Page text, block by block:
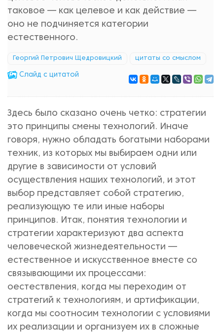
таковое — как целевое и как действие —
оно не подчиняется категории
естественного.
Георгий Петрович Щедровицкий цитаты со смыслом
Cлайд с цитатой
Здесь было сказано очень четко: стратегии
это принципы смены технологий. Иначе
говоря, нужно обладать богатыми наборами
техник, из которых мы выбираем одни или
другие в зависимости от условий
осуществления наших технологий, и этот
выбор представляет собой стратегию,
реализующую те или иные наборы
принципов. Итак, понятия технологии и
стратегии характеризуют два аспекта
человеческой жизнедеятельности —
естественное и искусственное вместе со
связывающими их процессами:
оестествления, когда мы переходим от
стратегий к технологиям, и артификации,
когда мы соотносим технологии с условиями
их реализации и организуем их в сложные